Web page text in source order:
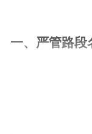
一、严管路段
G237